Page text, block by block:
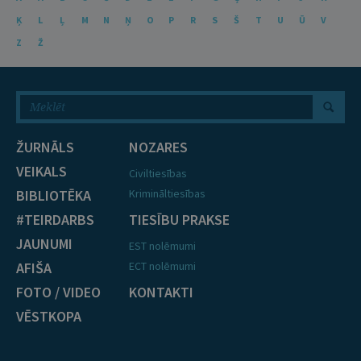
Ķ
L Ļ M N Ņ O P R S Š T U Ū
V
Z
Ž
ŽURNĀLS
VEIKALS
BIBLIOTĒKA
#TEIRDARBS
JAUNUMI
AFIŠA
FOTO / VIDEO
VĒSTKOPA
NOZARES
Civiltiesības
Krimināltiesības
TIESĪBU PRAKSE
EST nolēmumi
ECT nolēmumi
KONTAKTI